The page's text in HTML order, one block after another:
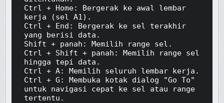
Ctrl + Home: Bergerak ke awal lembar
kerja (sel A1).
Ctrl + End: Bergerak ke sel terakhir
yang berisi data.
Shift + panah: Memilih range sel.
Ctrl + Shift + panah: Memilih range sel
hingga tepi data.
Ctrl + A: Memilih seluruh lembar kerja.
Ctrl + G: Membuka kotak dialog "Go To"
untuk navigasi cepat ke sel atau range
tertentu.